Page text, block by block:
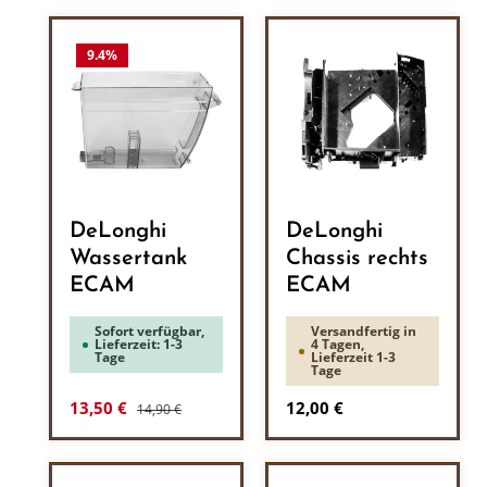
9.4%
DeLonghi
Wassertank
ECAM
Sofort verfügbar,
Lieferzeit: 1-3
Tage
Verkaufspreis:
13,50 € Regulärer Preis:
14,90 €
DeLonghi
Chassis rechts
ECAM
Versandfertig in
4 Tagen,
Lieferzeit 1-3
Tage
Regulärer Preis:
12,00 €